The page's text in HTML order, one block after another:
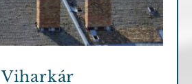
Viharkár